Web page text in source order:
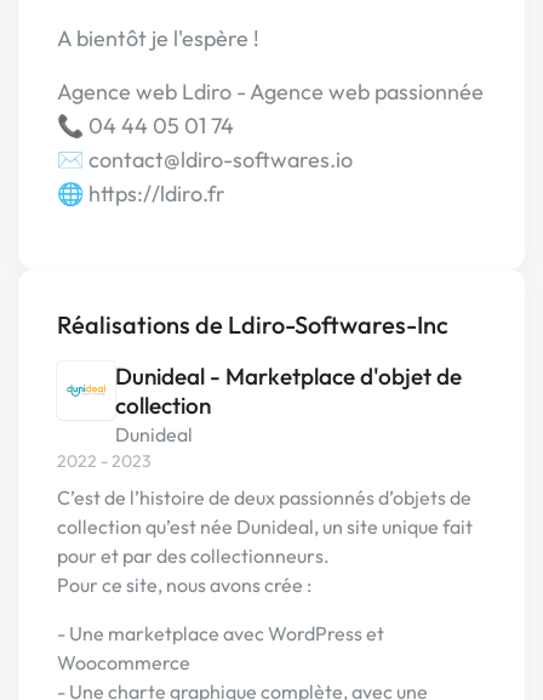
A bientôt je l'espère !
Agence web Ldiro - Agence web passionnée
📞 04 44 05 01 74
✉️ contact@ldiro-softwares.io
🌐 https://ldiro.fr
Réalisations de Ldiro-Softwares-Inc
Dunideal - Marketplace d'objet de
collection
Dunideal
2022 - 2023
C’est de l’histoire de deux passionnés d’objets de
collection qu’est née Dunideal, un site unique fait
pour et par des collectionneurs.
Pour ce site, nous avons crée :
- Une marketplace avec WordPress et
Woocommerce
- Une charte graphique complète, avec une